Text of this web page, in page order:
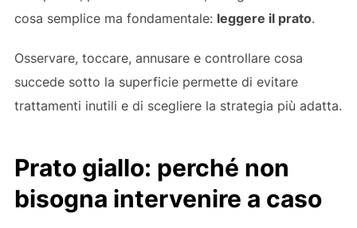
cosa semplice ma fondamentale: leggere il prato.
Osservare, toccare, annusare e controllare cosa
succede sotto la superficie permette di evitare
trattamenti inutili e di scegliere la strategia più adatta.
Prato giallo: perché non
bisogna intervenire a caso